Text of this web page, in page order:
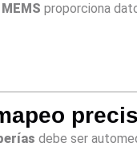
proporciona
debe ser